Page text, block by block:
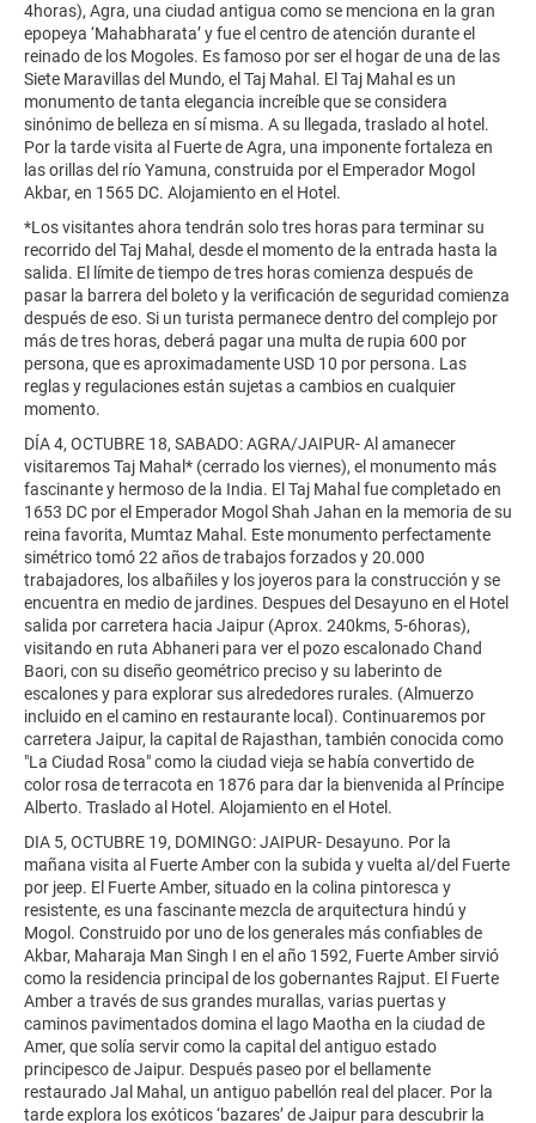
4horas), Agra, una ciudad antigua como se menciona en la gran
epopeya ‘Mahabharata’ y fue el centro de atención durante el
reinado de los Mogoles. Es famoso por ser el hogar de una de las
Siete Maravillas del Mundo, el Taj Mahal. El Taj Mahal es un
monumento de tanta elegancia increíble que se considera
sinónimo de belleza en sí misma. A su llegada, traslado al hotel.
Por la tarde visita al Fuerte de Agra, una imponente fortaleza en
las orillas del río Yamuna, construida por el Emperador Mogol
Akbar, en 1565 DC. Alojamiento en el Hotel.
*Los visitantes ahora tendrán solo tres horas para terminar su
recorrido del Taj Mahal, desde el momento de la entrada hasta la
salida. El límite de tiempo de tres horas comienza después de
pasar la barrera del boleto y la verificación de seguridad comienza
después de eso. Si un turista permanece dentro del complejo por
más de tres horas, deberá pagar una multa de rupia 600 por
persona, que es aproximadamente USD 10 por persona. Las
reglas y regulaciones están sujetas a cambios en cualquier
momento.
DÍA 4, OCTUBRE 18, SABADO: AGRA/JAIPUR- Al amanecer
visitaremos Taj Mahal* (cerrado los viernes), el monumento más
fascinante y hermoso de la India. El Taj Mahal fue completado en
1653 DC por el Emperador Mogol Shah Jahan en la memoria de su
reina favorita, Mumtaz Mahal. Este monumento perfectamente
simétrico tomó 22 años de trabajos forzados y 20.000
trabajadores, los albañiles y los joyeros para la construcción y se
encuentra en medio de jardines. Despues del Desayuno en el Hotel
salida por carretera hacia Jaipur (Aprox. 240kms, 5-6horas),
visitando en ruta Abhaneri para ver el pozo escalonado Chand
Baori, con su diseño geométrico preciso y su laberinto de
escalones y para explorar sus alrededores rurales. (Almuerzo
incluido en el camino en restaurante local). Continuaremos por
carretera Jaipur, la capital de Rajasthan, también conocida como
"La Ciudad Rosa" como la ciudad vieja se había convertido de
color rosa de terracota en 1876 para dar la bienvenida al Príncipe
Alberto. Traslado al Hotel. Alojamiento en el Hotel.
DIA 5, OCTUBRE 19, DOMINGO: JAIPUR- Desayuno. Por la
mañana visita al Fuerte Amber con la subida y vuelta al/del Fuerte
por jeep. El Fuerte Amber, situado en la colina pintoresca y
resistente, es una fascinante mezcla de arquitectura hindú y
Mogol. Construido por uno de los generales más confiables de
Akbar, Maharaja Man Singh I en el año 1592, Fuerte Amber sirvió
como la residencia principal de los gobernantes Rajput. El Fuerte
Amber a través de sus grandes murallas, varias puertas y
caminos pavimentados domina el lago Maotha en la ciudad de
Amer, que solía servir como la capital del antiguo estado
principesco de Jaipur. Después paseo por el bellamente
restaurado Jal Mahal, un antiguo pabellón real del placer. Por la
tarde explora los exóticos ‘bazares’ de Jaipur para descubrir la